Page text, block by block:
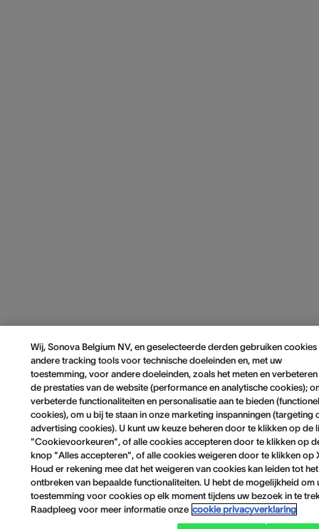
Wij, Sonova Belgium NV, en geselecteerde derden gebruiken cookies
andere tracking tools voor technische doeleinden en, met uw
toestemming, voor andere doeleinden, zoals het meten en
de prestaties van de website (performance en analytische cookies);
verbeterde functionaliteiten en personalisatie aan te bieden
cookies), om u bij te staan in onze marketing inspanningen (targeting
advertising cookies). U kunt uw keuze beheren door te klikken op de
"Cookievoorkeuren", of alle cookies accepteren door te klikken op
knop "Alles accepteren", of alle cookies weigeren door te klikken op
Houd er rekening mee dat het weigeren van cookies kan leiden tot het
ontbreken van bepaalde functionaliteiten. U hebt de mogelijkheid om
toestemming voor cookies op elk moment tijdens uw bezoek in te
Raadpleeg voor meer informatie onze cookie privacyverklaring